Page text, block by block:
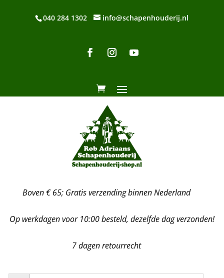
040 284 1302 info@schapenhouderij.nl
Boven € 65; Gratis verzending binnen Nederland
Op werkdagen voor 10:00 besteld, dezelfde dag verzonden!
7 dagen retourrecht